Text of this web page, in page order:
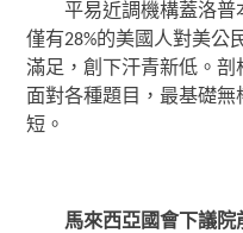
平易近調機構蓋洛普
僅有28%的美國人對美公
滿足，創下汗青新低。
面對各種題目，最基礎
短。
馬來西亞國會下議院